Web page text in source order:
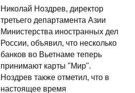
Николай Ноздрев, директор
третьего департамента Азии
Министерства иностранных дел
России, объявил, что несколько
банков во Вьетнаме теперь
принимают карты "Мир".
Ноздрев также отметил, что в
настоящее время